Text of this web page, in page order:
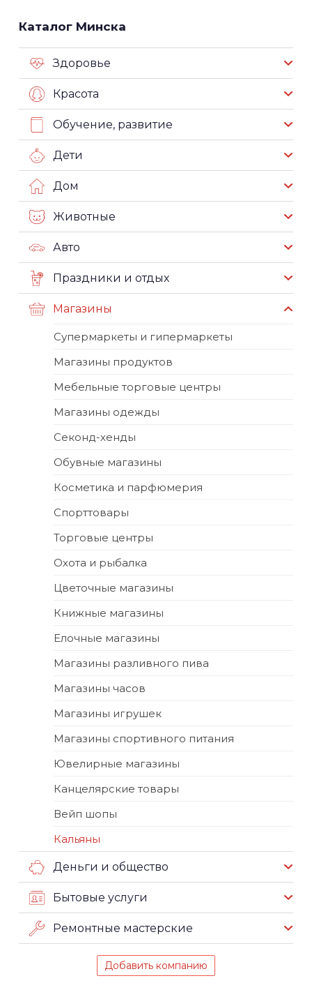
Каталог Минска
Здоровье
Красота
Обучение, развитие
Дети
Дом
Животные
Авто
Праздники и отдых
Магазины
Супермаркеты и гипермаркеты
Магазины продуктов
Мебельные торговые центры
Магазины одежды
Секонд-хенды
Обувные магазины
Косметика и парфюмерия
Спорттовары
Торговые центры
Охота и рыбалка
Цветочные магазины
Книжные магазины
Елочные магазины
Магазины разливного пива
Магазины часов
Магазины игрушек
Магазины спортивного питания
Ювелирные магазины
Канцелярские товары
Вейп шопы
Кальяны
Деньги и общество
Бытовые услуги
Ремонтные мастерские
Добавить компанию